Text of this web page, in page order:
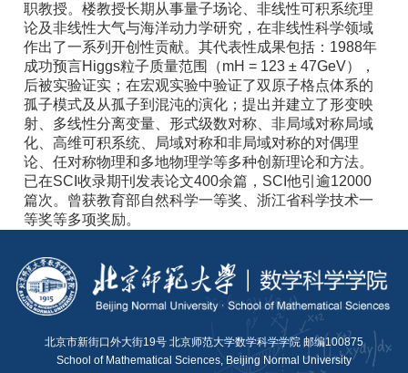
职教授。楼教授长期从事量子场论、非线性可积系统理
论及非线性大气与海洋动力学研究，在非线性科学领域
作出了一系列开创性贡献。其代表性成果包括：1988年
成功预言Higgs粒子质量范围（mH = 123 ± 47GeV），
后被实验证实；在宏观实验中验证了双原子格点体系的
孤子模式及从孤子到混沌的演化；提出并建立了形变映
射、多线性分离变量、形式级数对称、非局域对称局域
化、高维可积系统、局域对称和非局域对称的对偶理
论、任对称物理和多地物理学等多种创新理论和方法。
已在SCI收录期刊发表论文400余篇，SCI他引逾12000
篇次。曾获教育部自然科学一等奖、浙江省科学技术一
等奖等多项奖励。
北京市新街口外大街19号 北京师范大学数学科学学院 邮编100875
School of Mathematical Sciences, Beijing Normal University